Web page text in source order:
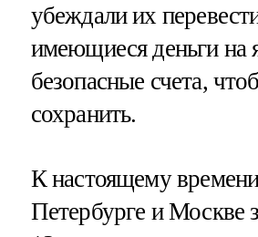
убеждали их
имеющиеся деньги на
безопасные счета,
сохранить.
К настоящему
Петербурге и Москве